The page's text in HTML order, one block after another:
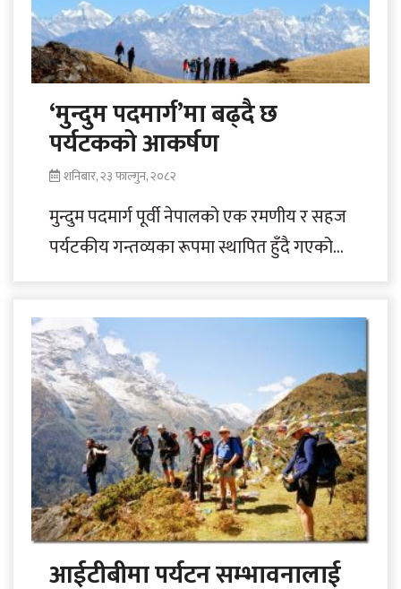
‘मुन्दुम पदमार्ग’मा बढ्दै छ
पर्यटकको आकर्षण
शनिबार, २३ फाल्गुन, २०८२
मुन्दुम पदमार्ग पूर्वी नेपालको एक रमणीय र सहज
पर्यटकीय गन्तव्यका रूपमा स्थापित हुँदै गएको
आईटीबीमा पर्यटन सम्भावनालाई